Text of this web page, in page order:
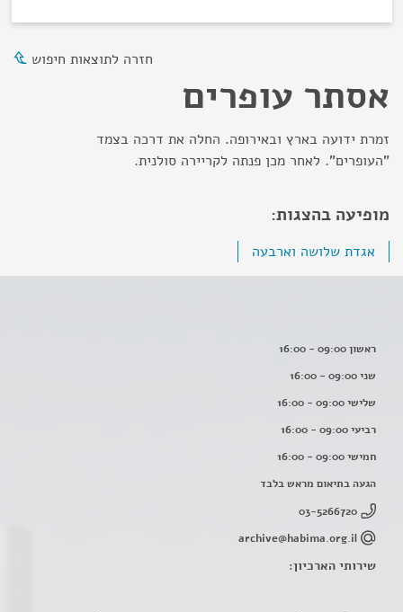
חזרה לתוצאות חיפוש
אסתר עופרים
זמרת ידועה בארץ ובאירופה. החלה את דרכה בצמד
"העופרים". לאחר מכן פנתה לקריירה סולנית.
מופיעה בהצגות:
אגדת שלושה וארבעה
ראשון 09:00 - 16:00
שני 09:00 - 16:00
שלישי 09:00 - 16:00
רביעי 09:00 - 16:00
חמישי 09:00 - 16:00
הגעה בתיאום מראש בלבד
03-5266720
archive@habima.org.il
שירותי הארכיון: